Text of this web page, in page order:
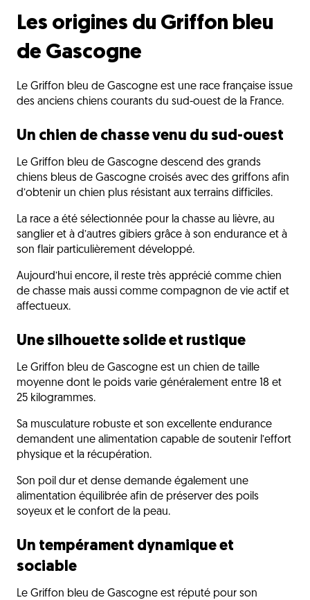
Les origines du Griffon bleu
de Gascogne
Le Griffon bleu de Gascogne est une race française issue
des anciens chiens courants du sud-ouest de la France.
Un chien de chasse venu du sud-ouest
Le Griffon bleu de Gascogne descend des grands
chiens bleus de Gascogne croisés avec des griffons afin
d’obtenir un chien plus résistant aux terrains difficiles.
La race a été sélectionnée pour la chasse au lièvre, au
sanglier et à d’autres gibiers grâce à son endurance et à
son flair particulièrement développé.
Aujourd’hui encore, il reste très apprécié comme chien
de chasse mais aussi comme compagnon de vie actif et
affectueux.
Une silhouette solide et rustique
Le Griffon bleu de Gascogne est un chien de taille
moyenne dont le poids varie généralement entre 18 et
25 kilogrammes.
Sa musculature robuste et son excellente endurance
demandent une alimentation capable de soutenir l’effort
physique et la récupération.
Son poil dur et dense demande également une
alimentation équilibrée afin de préserver des poils
soyeux et le confort de la peau.
Un tempérament dynamique et
sociable
Le Griffon bleu de Gascogne est réputé pour son